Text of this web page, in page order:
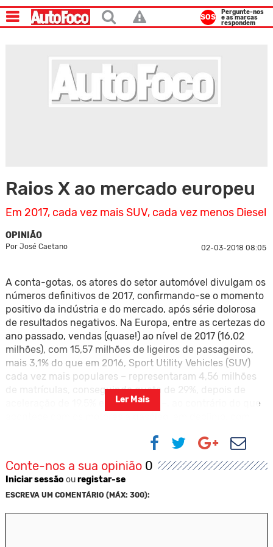
SOS
Pergunte-nos
e as marcas
respondem
Raios X ao mercado europeu
Em 2017, cada vez mais SUV, cada vez menos Diesel
OPINIÃO
Por José Caetano 02-03-2018 08:05
A conta-gotas, os atores do setor automóvel divulgam os
números definitivos de 2017, confirmando-se o momento
positivo da indústria e do mercado, após série dolorosa
de resultados negativos. Na Europa, entre as certezas do
ano passado, vendas (quase!) ao nível de 2017 (16,02
milhões), com 15,57 milhões de ligeiros de passageiros,
mais 3,1% do que em 2016, Sport Utility Vehicles (SUV)
cada vez mais populares – representaram 4,56 milhões
de matrículas, conseguindo quota de 29%, depois de
aceleração de 19,5% em 12 meses! –, ao contrário do que
que representa apenas 43,7% dos registos, o número
mais 760.000 carros com mecânicas a gasolina.
Os números de 2017 são encorajadores, nenhuma
Ler Mais
Conte-nos a sua opinião 0
Iniciar sessão ouregistar-se
ESCREVA UM COMENTÁRIO (MÁX: 300):